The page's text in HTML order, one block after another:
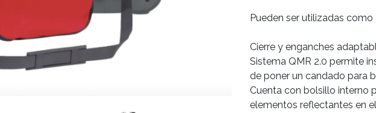
Pueden ser utilizadas
Cierre y enganches
Sistema QMR 2.0 permite
de poner un candado para
Cuenta con bolsillo interno
elementos reflectantes en